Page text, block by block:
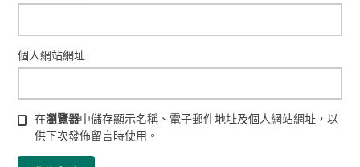
個人網站網址
在瀏覽器中儲存顯示名稱、電子郵件地址及個人網站網址，以
供下次發佈留言時使用。